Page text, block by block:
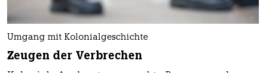
Umgang mit Kolonialgeschichte
Zeugen der Verbrechen